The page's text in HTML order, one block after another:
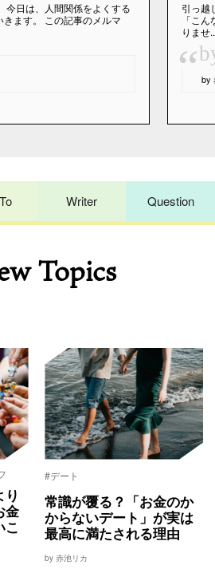
今日は、人間関係をよくする
ます。 この記事のメルマ
引っ越
「こ
りませ
“ by
Writer Question
Topics
り
金
#デート
常識が覆る？「お金のか
からないデート」が実は
最高に満たされる理由
by 赤池リカ